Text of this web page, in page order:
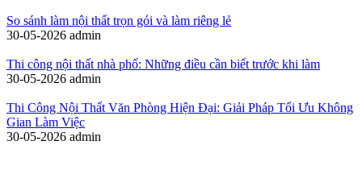
So sánh làm nội thất trọn gói và làm riêng lẻ
30-05-2026 admin
Thi công nội thất nhà phố: Những điều cần biết trước khi làm
30-05-2026 admin
Thi Công Nội Thất Văn Phòng Hiện Đại: Giải Pháp Tối Ưu Không
Gian Làm Việc
30-05-2026 admin